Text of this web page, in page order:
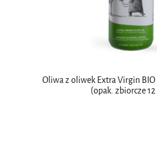
Oliwa z oliwek Extra Virgin BIO
(opak. zbiorcze